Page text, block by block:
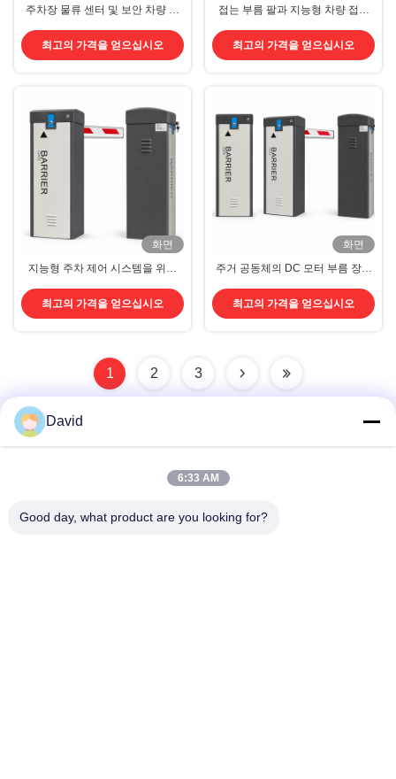
주차장 물류 센터 및 보안 차량 출
어
최고의 가격을 얻으십시오
접는 부름 팔과 지능형 차량 접근
최고의 가격을 얻으십시오
화면
지능형 주차 제어 시스템을 위한
께 고속 자동 장벽 문
최고의 가격을 얻으십시오
화면
주거 공동체의 DC 모터 부름 장벽
량 접근
최고의 가격을 얻으십시오
1 2 3
주소
David
6:33 AM
Good day, what product are you looking for?